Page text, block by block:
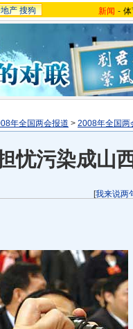
产 搜狗 新闻 -
年全国两会报道 > 2008年全国两
忧污染成山
[我来说两